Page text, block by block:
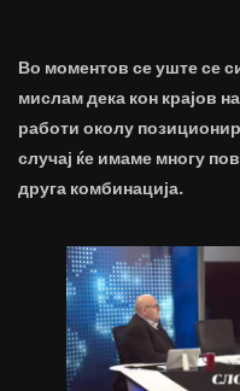
Во моментов се уште се
мислам дека кон крајов
работи околу
случај ќе имаме многу
друга комбинација.